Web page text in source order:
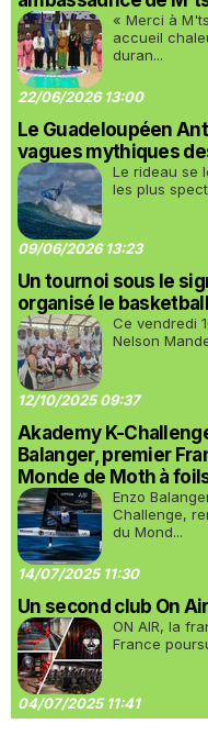
« Merci à
accueil
duran...
22/06/2026 13:00
Le Guadeloupéen
vagues mythiques
Le rideau se
les plus
09/06/2026 13:23
Un tournoi sous le
organisé le
Ce vendredi
Nelson
12/10/2025 09:37
Akademy K-
Balanger, premier
Monde de Moth à
Enzo
Challenge,
du Mond...
14/07/2025 11:30
Un second club On
ON AIR, la
France
04/07/2025 11:41